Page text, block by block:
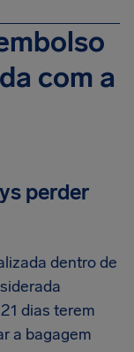
com a
perder
dentro de
dias terem
a bagagem